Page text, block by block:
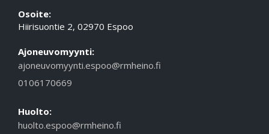
Osoite:
Hiirisuontie 2, 02970 Espoo
Ajoneuvomyynti:
ajoneuvomyynti.espoo@rmheino.fi
0106170669
Huolto:
huolto.espoo@rmheino.fi